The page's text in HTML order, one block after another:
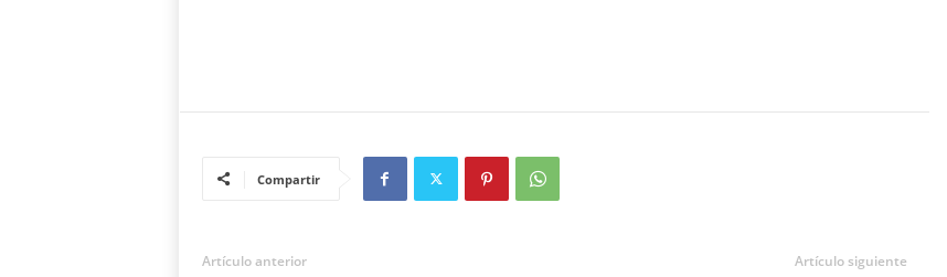
Compartir
Artículo anterior Artículo siguiente